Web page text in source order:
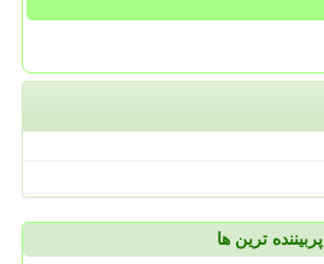
پربیننده ترین ها